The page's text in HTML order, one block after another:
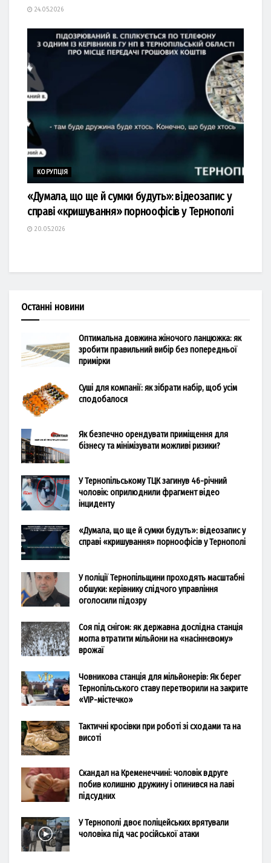
24.05.2026
КОРУПЦІЯ
«Думала, що ще й сумки будуть»: відеозапис у
справі «кришування» порноофісів у Тернополі
20.05.2026
Останні новини
Оптимальна довжина жіночого ланцюжка: як
зробити правильний вибір без попередньої
примірки
Суші для компанії: як зібрати набір, щоб усім
сподобалося
Як безпечно орендувати приміщення для
бізнесу та мінімізувати можливі ризики?
У Тернопільському ТЦК загинув 46-річний
чоловік: оприлюднили фрагмент відео
інциденту
«Думала, що ще й сумки будуть»: відеозапис у
справі «кришування» порноофісів у Тернополі
У поліції Тернопільщини проходять масштабні
обшуки: керівнику слідчого управління
оголосили підозру
Соя під снігом: як державна дослідна станція
могла втратити мільйони на «насіннєвому»
врожаї
Човникова станція для мільйонерів: Як берег
Тернопільського ставу перетворили на закрите
«VIP-містечко»
Тактичні кросівки при роботі зі сходами та на
висоті
Скандал на Кременеччині: чоловік вдруге
побив колишню дружину і опинився на лаві
підсудних
У Тернополі двоє поліцейських врятували
чоловіка під час російської атаки